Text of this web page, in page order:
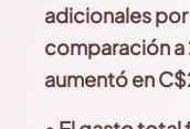
adicionales por
comparación
aumentó en